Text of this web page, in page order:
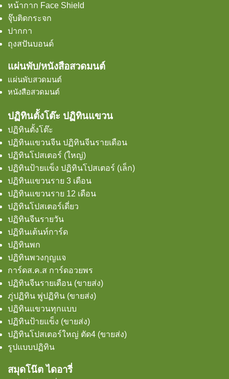
หน้ากาก Face Shield
จุ๊บติดกระจก
ปากกา
ถุงสปันบอนด์
แผ่นพับ/หนังสือสวดมนต์
แผ่นพับสวดมนต์
หนังสือสวดมนต์
ปฏิทินตั้งโต๊ะ ปฏิทินแขวน
ปฏิทินตั้งโต๊ะ
ปฏิทินแขวนจีน ปฏิทินจีนรายเดือน
ปฏิทินโปสเตอร์ (ใหญ่)
ปฏิทินป้ายเเข็ง ปฏิทินโปสเตอร์ (เล็ก)
ปฏิทินแขวนราย 3 เดือน
ปฏิทินแขวนราย 12 เดือน
ปฏิทินโปสเตอร์เดี่ยว
ปฏิทินจีนรายวัน
ปฏิทินเต้นท์การ์ด
ปฏิทินพก
ปฏิทินพวงกุญแจ
การ์ดส.ค.ส การ์ดอวยพร
ปฏิทินจีนรายเดือน (ขายส่ง)
ภู่ปฏิทิน พู่ปฏิทิน (ขายส่ง)
ปฏิทินแขวนทุกแบบ
ปฏิทินป้ายแข็ง (ขายส่ง)
ปฏิทินโปสเตอร์ใหญ่ ตัด4 (ขายส่ง)
รูปแบบปฏิทิน
สมุดโน๊ต ไดอารี่